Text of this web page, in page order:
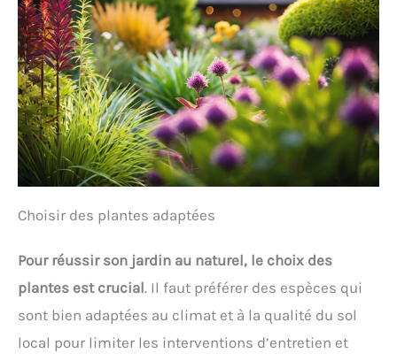
Choisir des plantes adaptées
Pour réussir son jardin au naturel, le choix des
plantes est crucial. Il faut préférer des espèces qui
sont bien adaptées au climat et à la qualité du sol
local pour limiter les interventions d’entretien et